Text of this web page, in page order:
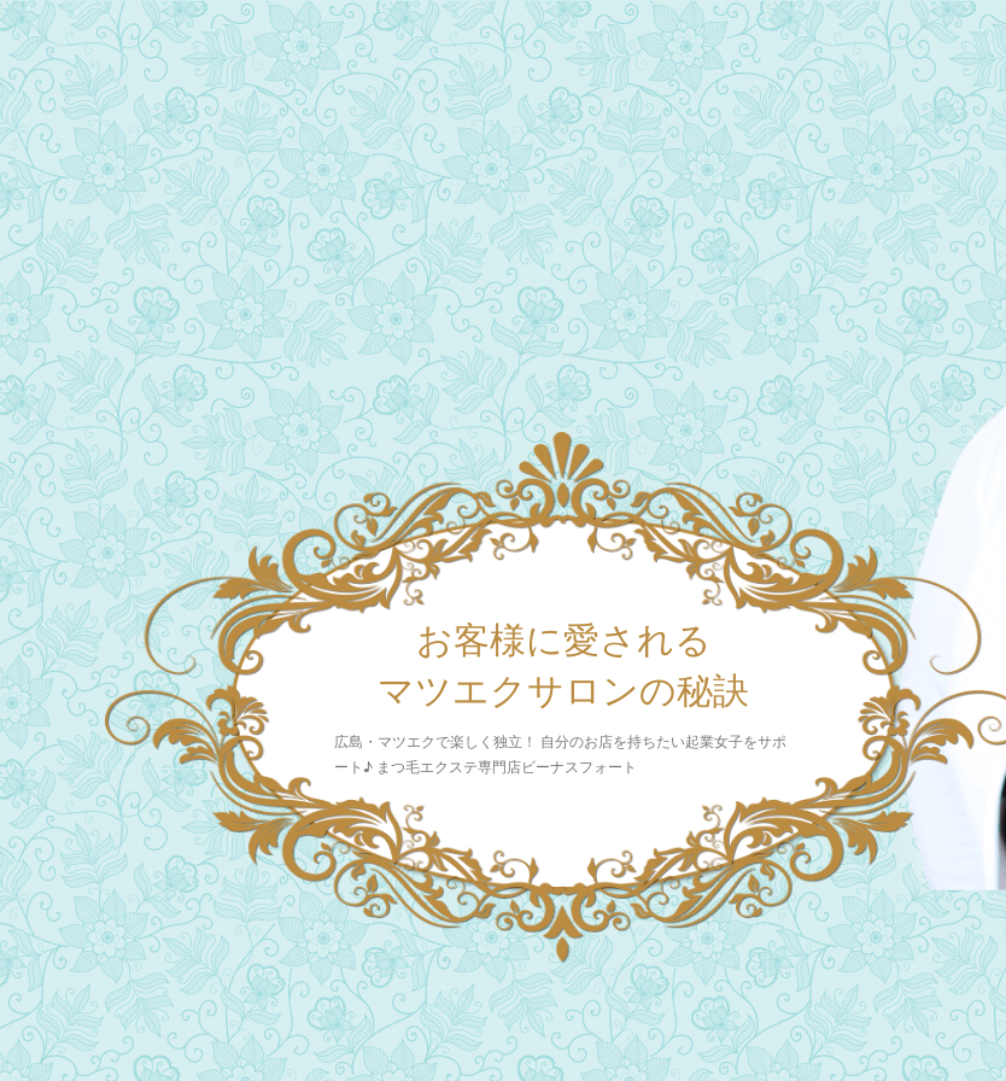
お客様に愛される
マツエクサロンの秘訣
広島・マツエクで楽しく独立！ 自分のお店を持ちたい起業女子をサポ
ート♪ まつ毛エクステ専門店ビーナスフォート